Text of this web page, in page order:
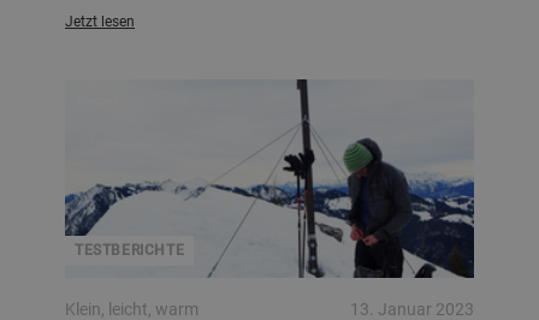
Jetzt lesen
TESTBERICHTE
Klein, leicht, warm
13. Januar 2023